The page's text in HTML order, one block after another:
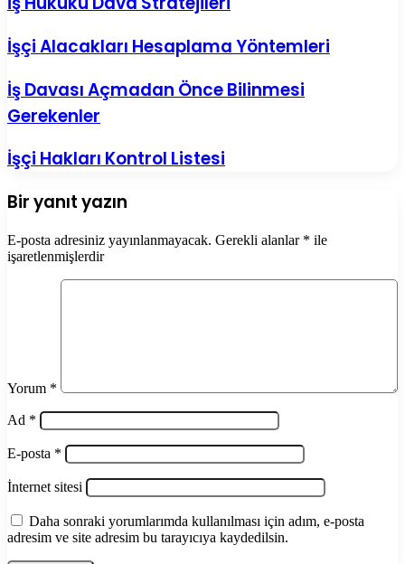
İşçi Alacakları Hesaplama Yöntemleri
İş Davası Açmadan Önce Bilinmesi
Gerekenler
İşçi Hakları Kontrol Listesi
Bir yanıt yazın
E-posta adresiniz yayınlanmayacak. Gerekli alanlar * ile
işaretlenmişlerdir
Yorum *
Ad *
E-posta *
İnternet sitesi
Daha sonraki yorumlarımda kullanılması için adım, e-posta
adresim ve site adresim bu tarayıcıya kaydedilsin.